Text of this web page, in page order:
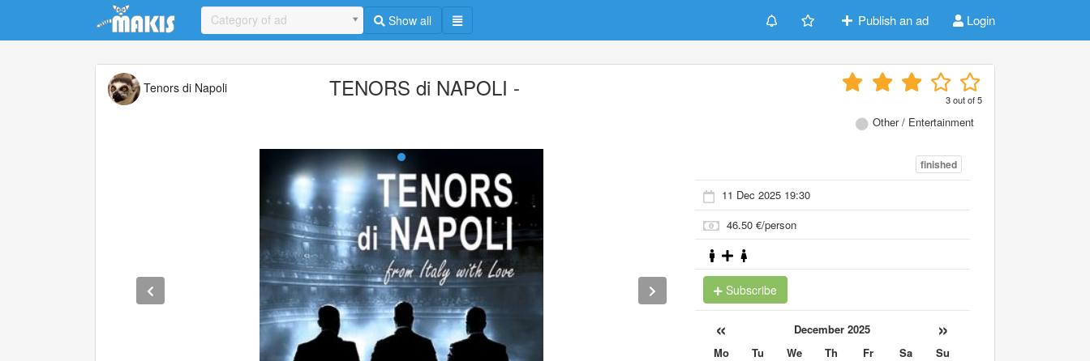
Update cookies preferences
Category of ad Show all Publish an ad Login
Tenors di Napoli TENORS di NAPOLI - 3out of5
Other / Entertainment
finished
11 Dec 2025 19:30
46.50 €/person
Subscribe
« December 2025 »
Mo Tu We Th Fr Sa
Su